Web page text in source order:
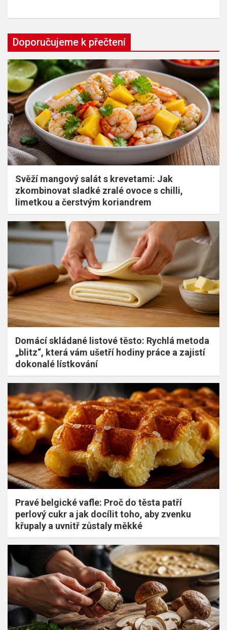
Doporučujeme k přečtení
Svěží mangový salát s krevetami: Jak
zkombinovat sladké zralé ovoce s chilli,
limetkou a čerstvým koriandrem
Domácí skládané listové těsto: Rychlá metoda
„blitz“, která vám ušetří hodiny práce a zajistí
dokonalé lístkování
Pravé belgické vafle: Proč do těsta patří
perlový cukr a jak docílit toho, aby zvenku
křupaly a uvnitř zůstaly měkké